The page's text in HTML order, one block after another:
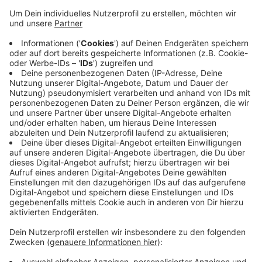
Veröffentlicht:Dienstag, 22.03.2022 12:39
Anzeige
Damit die Kreuzung sicherer wird, sollen neue
sogenannte "Bodenwellen" auf der Straße befestigt
werden. Damit kann der Verkehr gebremst werden.
Außerdem soll ein Verkehrsschild auf die Unfallgefahr
hinweisen. Die Kreispolizei will in Zukunft auch mehr
Präsenz an der Kreuzung Nüss Drenk/Südring zeigen.
Anzeige